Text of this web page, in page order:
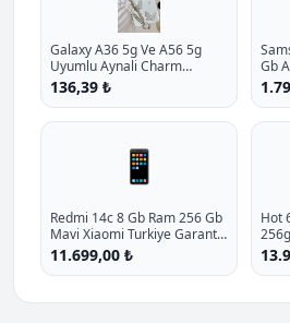
Galaxy A36 5g Ve A56 5g
Uyumlu Aynali Charm
Kelebek Oyuncakli Esnek
Silikon Kilif P - %10.9 İndirim
136,39 ₺
Gb
📱
Redmi 14c 8 Gb Ram 256 Gb
Mavi Xiaomi Turkiye Garantili
P - %10 İndirim
11.699,00 ₺
Hot